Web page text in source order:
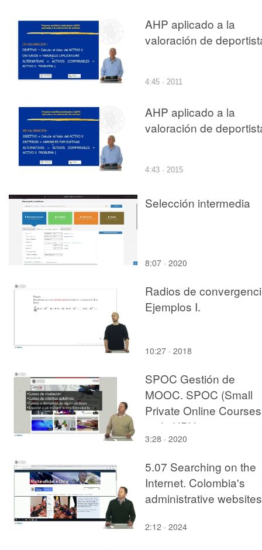
AHP aplicado a la
valoración de
4:45 · 2011
AHP aplicado a la
valoración de
4:43 · 2015
Selección intermedia
8:07 · 2020
Radios de
Ejemplos I.
10:27 · 2018
SPOC Gestión de
MOOC. SPOC (Small
Private Online
en la UPV
3:28 · 2020
5.07 Searching on the
Internet. Colombia's
administrative websites
2:12 · 2024